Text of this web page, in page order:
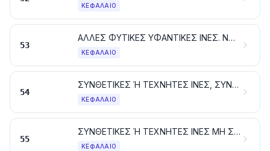
ΚΕΦΆΛΑΙΟ
53
ΑΛΛΕΣ ΦΥΤΙΚΕΣ ΥΦΑΝΤΙΚΕΣ ΙΝΕΣ. ΝΗΜΑΤΑ ΑΠΟ ΧΑΡΤΙ ΚΑΙ ΥΦΑΣΜΑΤΑ ΑΠΟ ΝΗΜΑΤΑ ΑΠΟ ΧΑΡΤΙ
ΚΕΦΆΛΑΙΟ
54
ΣΥΝΘΕΤΙΚΕΣ Ή ΤΕΧΝΗΤΕΣ ΙΝΕΣ, ΣΥΝΕΧΕΙΣ. ΣΥΝΕΧΕΙΣ ΛΟΥΡΙΔΕΣ ΚΑΙ ΠΑΡΟΜΟΙΕΣ ΜΟΡΦΕΣ, ΑΠΟ ΣΥΝΘΕΤΙΚΕΣ Ή ΤΕΧΝΗΤΕΣ ΥΦΑΝΤΙΚΕΣ ΥΛΕΣ
ΚΕΦΆΛΑΙΟ
55
ΣΥΝΘΕΤΙΚΕΣ Ή ΤΕΧΝΗΤΕΣ ΙΝΕΣ ΜΗ ΣΥΝΕΧΕΙΣ
ΚΕΦΆΛΑΙΟ